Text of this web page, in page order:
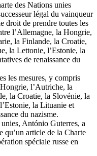
des Nations unies
légal du vainqueur
droit de prendre toutes les
l’Allemagne, la Hongrie,
la Finlande, la Croatie,
la Lettonie, l’Estonie, la
de renaissance du
les mesures, y compris
l’Autriche, la
la Croatie, la Slovénie, la
la Lituanie et
du nazisme.
António Guterres, a
qu’un article de la Charte
spéciale russe en